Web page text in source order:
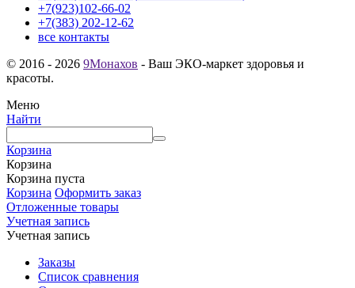
+7(923)102-66-02
+7(383) 202-12-62
все контакты
© 2016 - 2026 9Монахов - Ваш ЭКО-маркет здоровья и
красоты.
Меню
Найти
Корзина
Корзина
Корзина пуста
Корзина Оформить заказ
Отложенные товары
Учетная запись
Учетная запись
Заказы
Список сравнения